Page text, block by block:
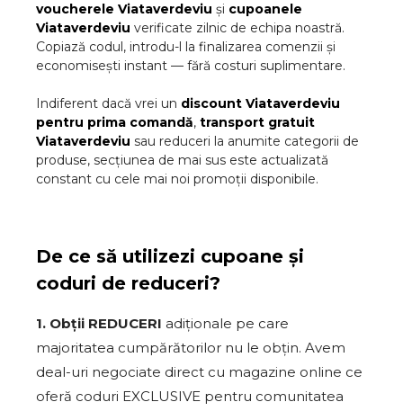
voucherele Viataverdeviu și cupoanele
Viataverdeviu verificate zilnic de echipa noastră.
Copiază codul, introdu-l la finalizarea comenzii și
economisești instant — fără costuri suplimentare.
Indiferent dacă vrei un discount Viataverdeviu
pentru prima comandă, transport gratuit
Viataverdeviu sau reduceri la anumite categorii de
produse, secțiunea de mai sus este actualizată
constant cu cele mai noi promoții disponibile.
De ce să utilizezi cupoane și
coduri de reduceri?
1. Obții REDUCERI adiționale pe care
majoritatea cumpărătorilor nu le obțin. Avem
deal-uri negociate direct cu magazine online ce
oferă coduri EXCLUSIVE pentru comunitatea